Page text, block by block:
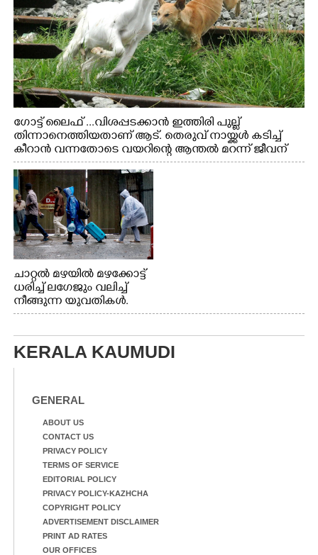
ഗോട്ട് ലൈഫ് ...വിശപ്പടക്കാൻ ഇത്തിരി പുല്ല്
തിന്നാനെത്തിയതാണ് ആട്. തെരുവ് നായ്ക്കൾ കടിച്ച്
കീറാൻ വന്നതോടെ വയറിന്റെ ആന്തൽ മറന്ന് ജീവന്
വേണ്ടിയായി ഓട്ടം. എറണാകുളം വാത്തുരുത്തിയിൽ
നിന്നുള്ള കാഴ്ച
ചാറ്റൽ മഴയിൽ മഴക്കോട്ട്
ധരിച്ച് ലഗേജും വലിച്ച്
നീങ്ങുന്ന യുവതികൾ.
എറണാകുളം മേനകയിൽ
KERALA KAUMUDI
GENERAL
ABOUT US
CONTACT US
PRIVACY POLICY
TERMS OF SERVICE
EDITORIAL POLICY
PRIVACY POLICY-KAZHCHA
COPYRIGHT POLICY
ADVERTISEMENT DISCLAIMER
PRINT AD RATES
OUR OFFICES